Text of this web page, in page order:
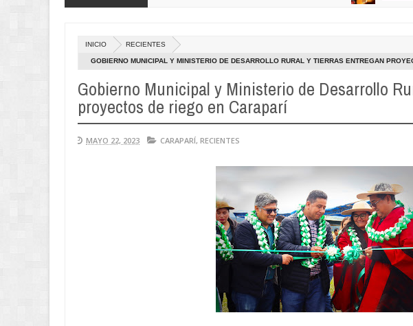
INICIO RECIENTES
GOBIERNO MUNICIPAL Y MINISTERIO DE DESARROLLO RURAL Y TIERRAS ENTREGAN
Gobierno Municipal y Ministerio de Desarrollo
proyectos de riego en Caraparí
MAYO 22, 2023 CARAPARÍ, RECIENTES